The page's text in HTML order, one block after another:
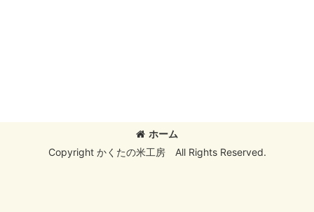
ホーム
Copyright かくたの米工房 All Rights Reserved.